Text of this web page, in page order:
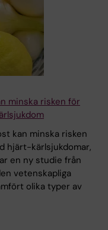
minska risken för
kan minska risken
hjärt-kärlsjukdomar,
en ny studie från
vetenskapliga
olika typer av